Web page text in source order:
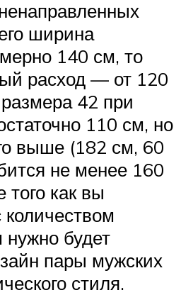
ширина
140 см, то
расход — от 120
42 при
110 см, но
выше (182 см, 60
не менее 160
того как вы
будет
пары мужских
стиля.